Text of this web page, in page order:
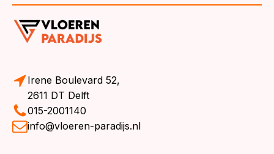
Irene Boulevard 52,
2611 DT Delft
015-2001140
info@vloeren-paradijs.nl